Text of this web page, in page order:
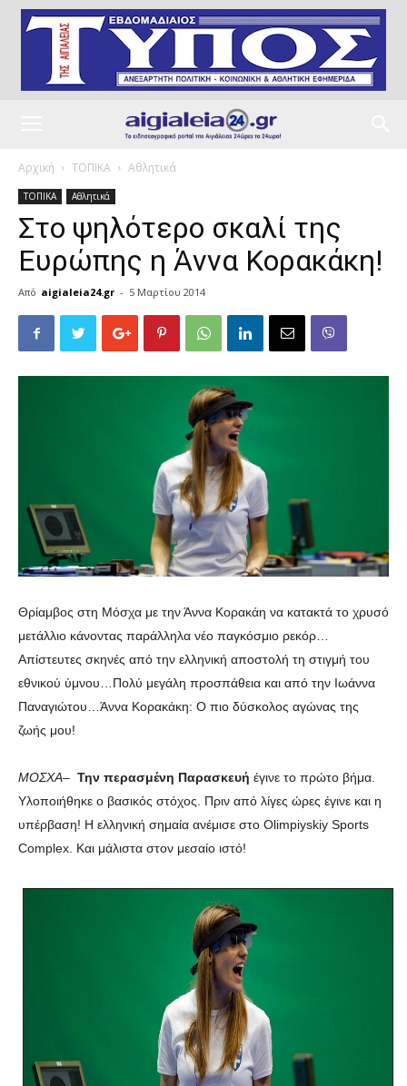
Αρχική ΤΟΠΙΚΑ Αθλητικά
ΤΟΠΙΚΑ Αθλητικά
Στο ψηλότερο σκαλί της
Ευρώπης η Άννα Κορακάκη!
Από aigialeia24.gr - 5 Μαρτίου 2014
Θρίαμβος στη Μόσχα με την Άννα Κορακάη να κατακτά το χρυσό
μετάλλιο κάνοντας παράλληλα νέο παγκόσμιο ρεκόρ…
Απίστευτες σκηνές από την ελληνική αποστολή τη στιγμή του
εθνικού ύμνου…Πολύ μεγάλη προσπάθεια και από την Ιωάννα
Παναγιώτου…Άννα Κορακάκη: Ο πιο δύσκολος αγώνας της
ζωής μου!
ΜΟΣΧΑ– Την περασμένη Παρασκευή έγινε το πρώτο βήμα.
Υλοποιήθηκε ο βασικός στόχος. Πριν από λίγες ώρες έγινε και η
υπέρβαση! Η ελληνική σημαία ανέμισε στο Olimpiyskiy Sports
Complex. Και μάλιστα στον μεσαίο ιστό!